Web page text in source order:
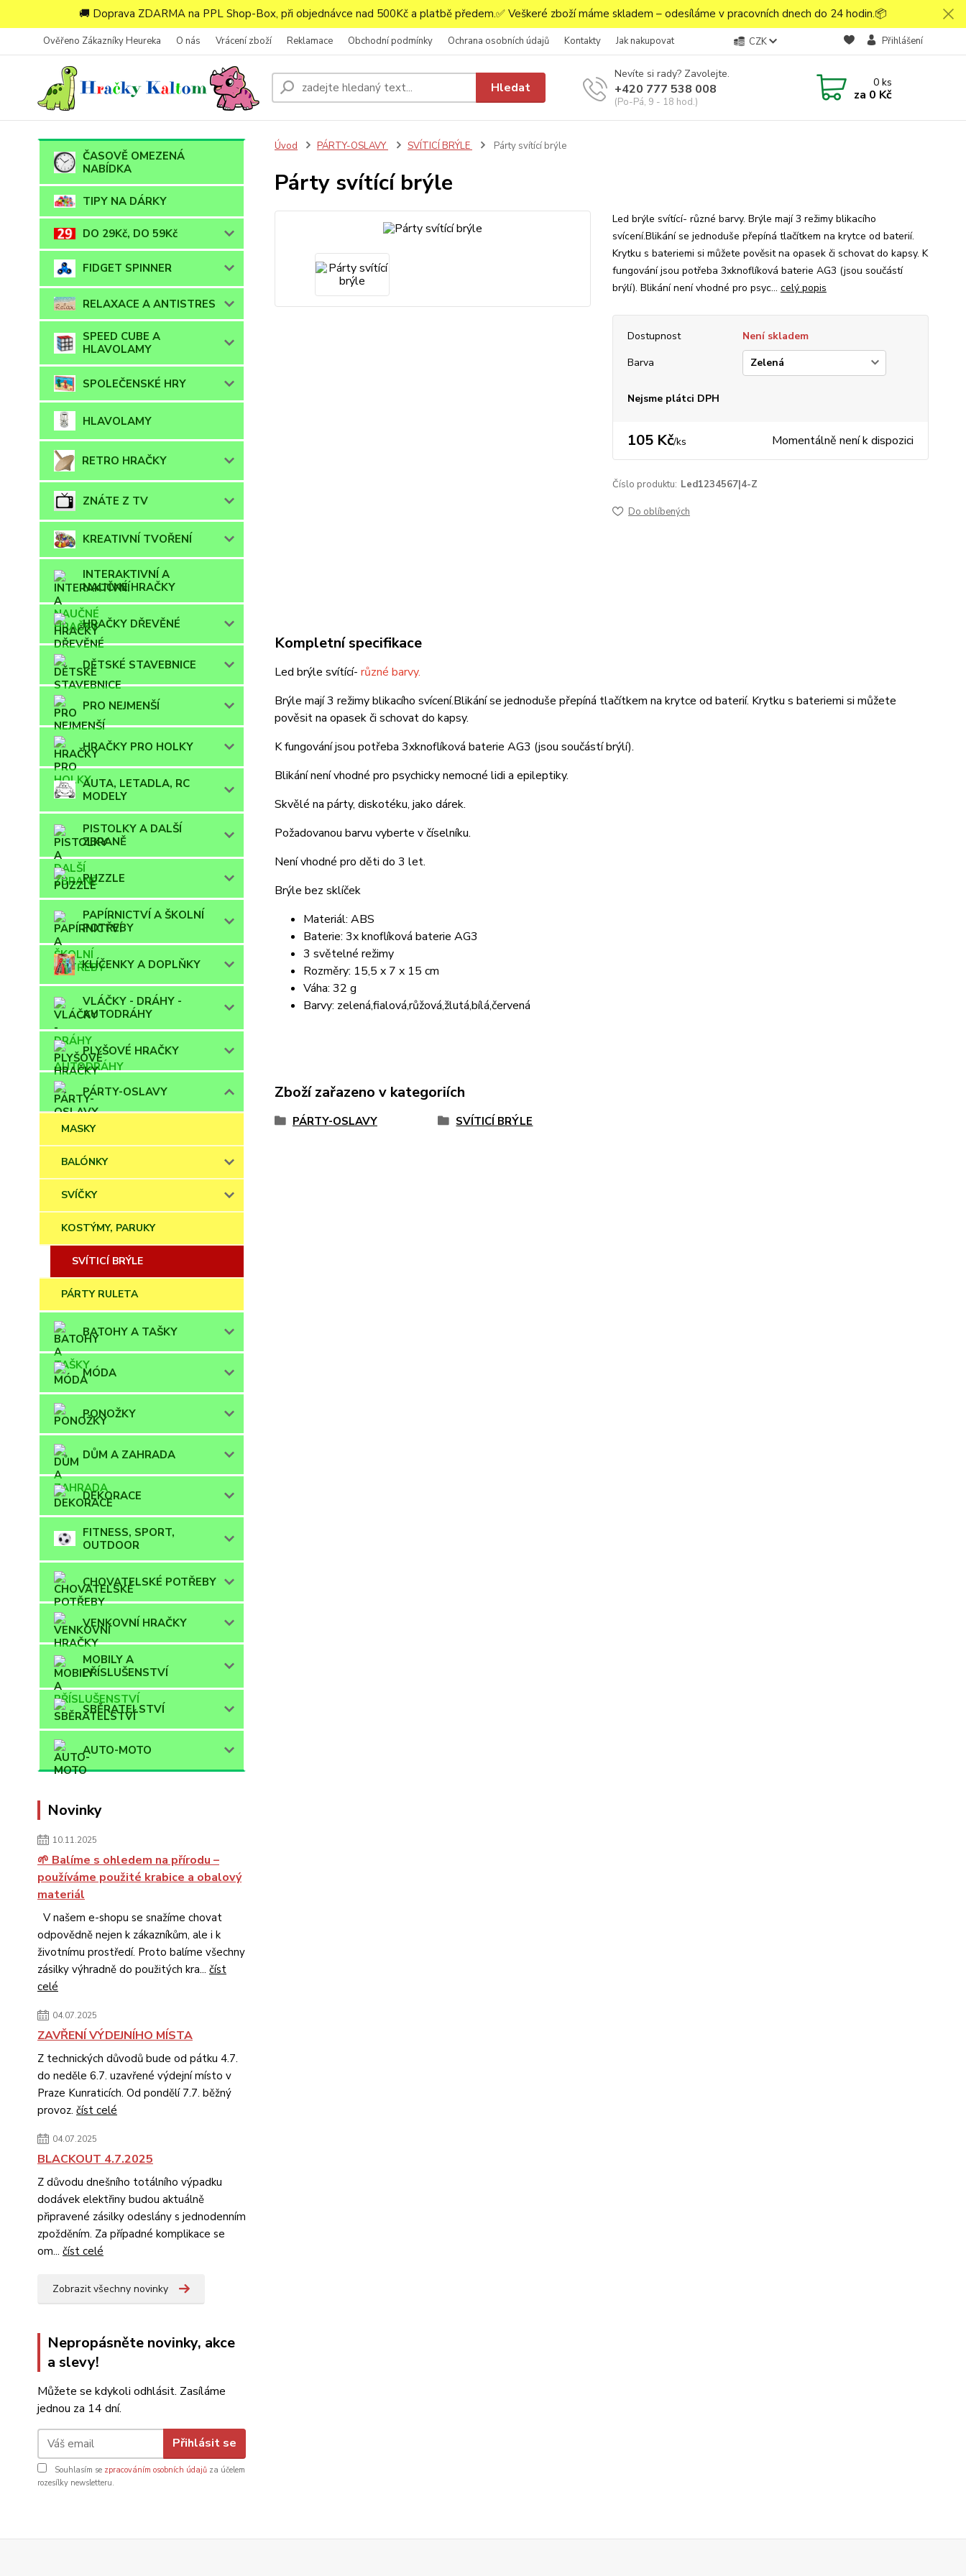
🚚 Doprava ZDARMA na PPL Shop-Box, při objednávce nad 500Kč a platbě předem.✅ Veškeré zboží máme skladem – odesíláme v pracovních dnech do 24 hodin.📦
Ověřeno Zákazníky Heureka O nás Vrácení zboží Reklamace Obchodní podmínky Ochrana osobních údajů Kontakty Jak nakupovat CZK Přihlášení
Hledat
Nevíte si rady? Zavolejte.
+420 777 538 008
(Po-Pá, 9 - 18 hod.)
0ks
za 0 Kč
ČASOVĚ OMEZENÁ
NABÍDKA
TIPY NA DÁRKY
DO 29Kč, DO 59Kč
FIDGET SPINNER
RELAXACE A ANTISTRES
SPEED CUBE A
HLAVOLAMY
SPOLEČENSKÉ HRY
HLAVOLAMY
RETRO HRAČKY
ZNÁTE Z TV
KREATIVNÍ TVOŘENÍ
INTERAKTIVNÍ A
NAUČNÉ HRAČKY
HRAČKY DŘEVĚNÉ
DĚTSKÉ STAVEBNICE
PRO NEJMENŠÍ
HRAČKY PRO HOLKY
AUTA, LETADLA, RC
MODELY
PISTOLKY A DALŠÍ
ZBRANĚ
PUZZLE
PAPÍRNICTVÍ A ŠKOLNÍ
POTŘEBY
KLÍČENKY A DOPLŇKY
VLÁČKY - DRÁHY -
AUTODRÁHY
PLYŠOVÉ HRAČKY
PÁRTY-OSLAVY
MASKY
BALÓNKY
SVÍČKY
KOSTÝMY, PARUKY
SVÍTICÍ BRÝLE
PÁRTY RULETA
BATOHY A TAŠKY
MÓDA
PONOŽKY
DŮM A ZAHRADA
DEKORACE
FITNESS, SPORT,
OUTDOOR
CHOVATELSKÉ POTŘEBY
VENKOVNÍ HRAČKY
MOBILY A
PŘÍSLUŠENSTVÍ
SBĚRATELSTVÍ
AUTO-MOTO
Novinky
10.11.2025
🌱 Balíme s ohledem na přírodu –
používáme použité krabice a obalový
materiál
V našem e-shopu se snažíme chovat
odpovědně nejen k zákazníkům, ale i k
životnímu prostředí. Proto balíme všechny
zásilky výhradně do použitých kra... číst
celé
04.07.2025
ZAVŘENÍ VÝDEJNÍHO MÍSTA
Z technických důvodů bude od pátku 4.7.
do neděle 6.7. uzavřené výdejní místo v
Praze Kunraticích. Od pondělí 7.7. běžný
provoz. číst celé
04.07.2025
BLACKOUT 4.7.2025
Z důvodu dnešního totálního výpadku
dodávek elektřiny budou aktuálně
připravené zásilky odeslány s jednodenním
zpožděním. Za případné komplikace se
om... číst celé
Zobrazit všechny novinky
Nepropásněte novinky, akce
a slevy!
Můžete se kdykoli odhlásit. Zasíláme
jednou za 14 dní.
Přihlásit se
Souhlasím se zpracováním osobních údajů za účelem
rozesílky newsletteru.
Úvod PÁRTY-OSLAVY SVÍTICÍ BRÝLE Párty svítící brýle
Párty svítící brýle
Led brýle svítící- různé barvy. Brýle mají 3 režimy blikacího
svícení.Blikání se jednoduše přepíná tlačítkem na krytce od baterií.
Krytku s bateriemi si můžete pověsit na opasek či schovat do kapsy. K
fungování jsou potřeba 3xknoflíková baterie AG3 (jsou součástí
brýlí). Blikání není vhodné pro psyc... celý popis
Dostupnost
Není skladem
Barva
Nejsme plátci DPH
105 Kč/ks Momentálně není k dispozici
Číslo produktu: Led1234567|4-Z
Do oblíbených
Kompletní specifikace
Led brýle svítící- různé barvy.
Brýle mají 3 režimy blikacího svícení.Blikání se jednoduše přepíná tlačítkem na krytce od baterií. Krytku s bateriemi si můžete
pověsit na opasek či schovat do kapsy.
K fungování jsou potřeba 3xknoflíková baterie AG3 (jsou součástí brýlí).
Blikání není vhodné pro psychicky nemocné lidi a epileptiky.
Skvělé na párty, diskotéku, jako dárek.
Požadovanou barvu vyberte v číselníku.
Není vhodné pro děti do 3 let.
Brýle bez sklíček
Materiál: ABS
Baterie: 3x knoflíková baterie AG3
3 světelné režimy
Rozměry: 15,5 x 7 x 15 cm
Váha: 32 g
Barvy: zelená,fialová,růžová,žlutá,bílá,červená
Zboží zařazeno v kategoriích
PÁRTY-OSLAVY SVÍTICÍ BRÝLE